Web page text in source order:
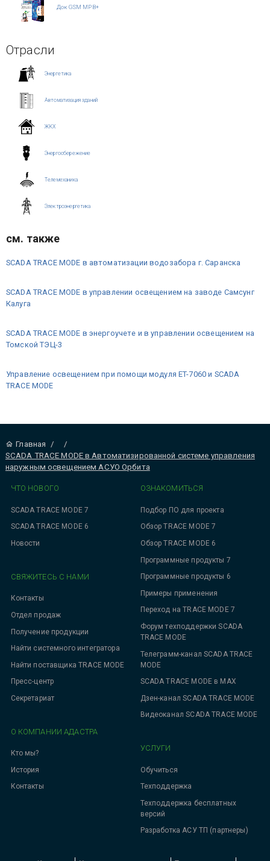
Док GSM МРВ+
Отрасли
Энергетика
Автоматизация зданий
ЖКХ
Энергосбережение
Телемеханика
Электроэнергетика
см. также
SCADA TRACE MODE в автоматизации водозабора г. Саранска
SCADA TRACE MODE в управлении освещением на заводе Самсунг
Калуга
SCADA TRACE MODE в энергоучете и в управлении освещением на
Томской ТЭЦ-3
Управление освещением при помощи модуля ET-7060 и SCADA
TRACE MODE
Главная /
/
SCADA TRACE MODE в Автоматизированной системе управления
наружным освещением АСУО Орбита
ЧТО НОВОГО
SCADA TRACE MODE 7
SCADA TRACE MODE 6
Новости
ОЗНАКОМИТЬСЯ
Подбор ПО для проекта
Обзор TRACE MODE 7
Обзор TRACE MODE 6
Программные продукты 7
Программные продукты 6
Примеры применения
Переход на TRACE MODE 7
Форум техподдержки SCADA
TRACE MODE
Телеграмм-канал SCADA TRACE
MODE
SCADA TRACE MODE в MAX
Дзен-канал SCADA TRACE MODE
Видеоканал SCADA TRACE MODE
УСЛУГИ
Обучиться
Техподдержка
Техподдержка бесплатных
версий
Разработка АСУ ТП (партнеры)
СВЯЖИТЕСЬ С НАМИ
Контакты
Отдел продаж
Получение продукции
Найти системного интегратора
Найти поставщика TRACE MODE
Пресс-центр
Секретариат
О КОМПАНИИ АДАСТРА
Кто мы?
История
Контакты